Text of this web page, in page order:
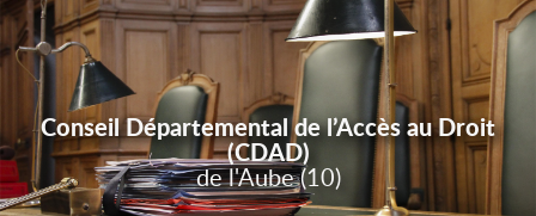
Conseil Départemental de l’Accès au Droit
(CDAD)
de l'Aube (10)